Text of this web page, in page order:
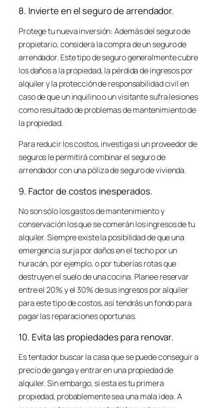
8. Invierte en el seguro de arrendador.
Protege tu nueva inversión: Además del seguro de
propietario, considera la compra de un seguro de
arrendador. Este tipo de seguro generalmente cubre
los daños a la propiedad, la pérdida de ingresos por
alquiler y la protección de responsabilidad civil en
caso de que un inquilino o un visitante sufra lesiones
como resultado de problemas de mantenimiento de
la propiedad.
Para reducir los costos, investiga si un proveedor de
seguros le permitirá combinar el seguro de
arrendador con una póliza de seguro de vivienda.
9. Factor de costos inesperados.
No son sólo los gastos de mantenimiento y
conservación los que se comerán los ingresos de tu
alquiler. Siempre existe la posibilidad de que una
emergencia surja por daños en el techo por un
huracán, por ejemplo, o por tuberías rotas que
destruyen el suelo de una cocina. Planee reservar
entre el 20% y el 30% de sus ingresos por alquiler
para este tipo de costos, así tendrás un fondo para
pagar las reparaciones oportunas.
10. Evita las propiedades para renovar.
Es tentador buscar la casa que se puede conseguir a
precio de ganga y entrar en una propiedad de
alquiler. Sin embargo, si esta es tu primera
propiedad, probablemente sea una mala idea. A